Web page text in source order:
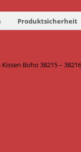
/
Produktsicherheit
Boho 38215 –